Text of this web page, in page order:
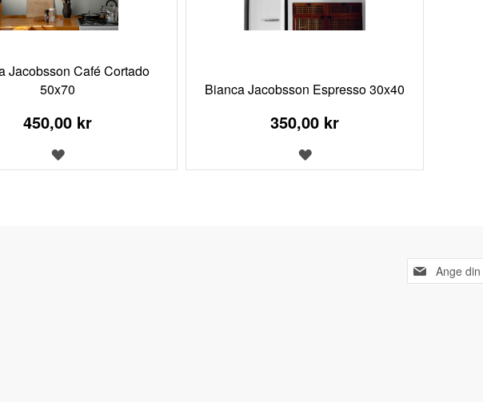
Jacobsson Café Cortado
50x70
450,00 kr
LÄGG
TILL
Bianca Jacobsson Espresso 30x40
350,00 kr
LÄGG
TILL
Sign
Up